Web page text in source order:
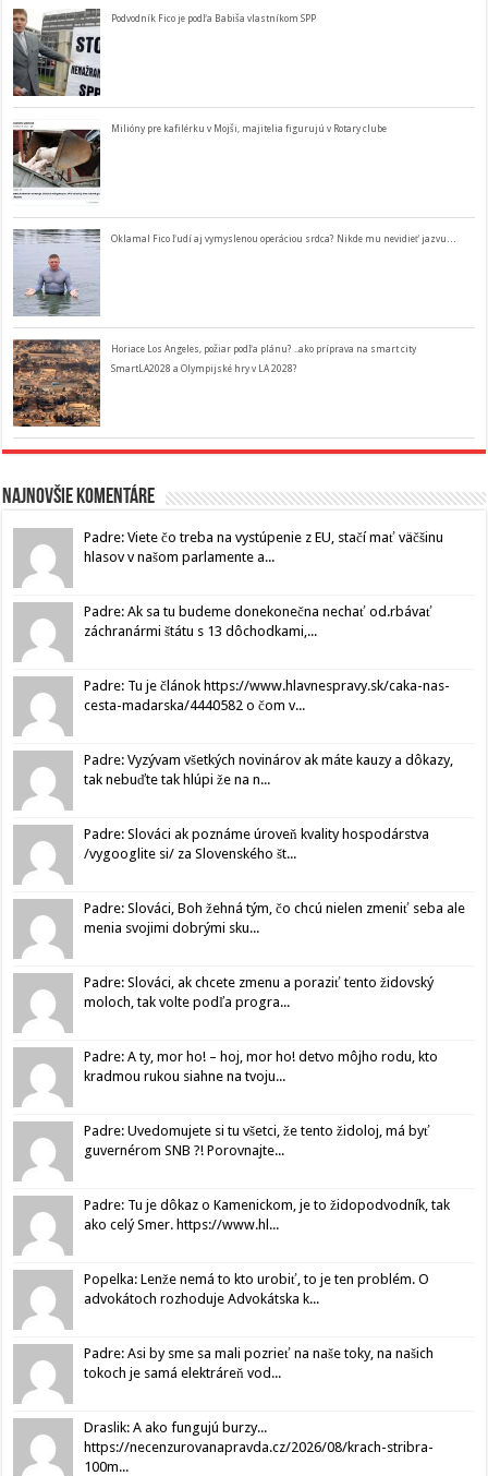
Podvodník Fico je podľa Babiša vlastníkom SPP
Milióny pre kafilérku v Mojši, majitelia figurujú v Rotary clube
Oklamal Fico ľudí aj vymyslenou operáciou srdca? Nikde mu nevidieť jazvu…
Horiace Los Angeles, požiar podľa plánu? ..ako príprava na smart city
SmartLA2028 a Olympijské hry v LA 2028?
Najnovšie komentáre
Padre: Viete čo treba na vystúpenie z EU, stačí mať väčšinu
hlasov v našom parlamente a...
Padre: Ak sa tu budeme donekonečna nechať od.rbávať
záchranármi štátu s 13 dôchodkami,...
Padre: Tu je článok https://www.hlavnespravy.sk/caka-nas-
cesta-madarska/4440582 o čom v...
Padre: Vyzývam všetkých novinárov ak máte kauzy a dôkazy,
tak nebuďte tak hlúpi že na n...
Padre: Slováci ak poznáme úroveň kvality hospodárstva
/vygooglite si/ za Slovenského št...
Padre: Slováci, Boh žehná tým, čo chcú nielen zmeniť seba ale
menia svojimi dobrými sku...
Padre: Slováci, ak chcete zmenu a poraziť tento židovský
moloch, tak volte podľa progra...
Padre: A ty, mor ho! – hoj, mor ho! detvo môjho rodu, kto
kradmou rukou siahne na tvoju...
Padre: Uvedomujete si tu všetci, že tento židoloj, má byť
guvernérom SNB ?! Porovnajte...
Padre: Tu je dôkaz o Kamenickom, je to židopodvodník, tak
ako celý Smer. https://www.hl...
Popelka: Lenže nemá to kto urobiť, to je ten problém. O
advokátoch rozhoduje Advokátska k...
Padre: Asi by sme sa mali pozrieť na naše toky, na našich
tokoch je samá elektráreň vod...
Draslik: A ako fungujú burzy...
https://necenzurovanapravda.cz/2026/08/krach-stribra-
100m...